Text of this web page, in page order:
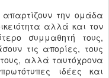
την ομάδα
αλλά και τον
συμμαθητή τους,
τις απορίες, τους
αλλά ταυτόχρονα
ιδέες και